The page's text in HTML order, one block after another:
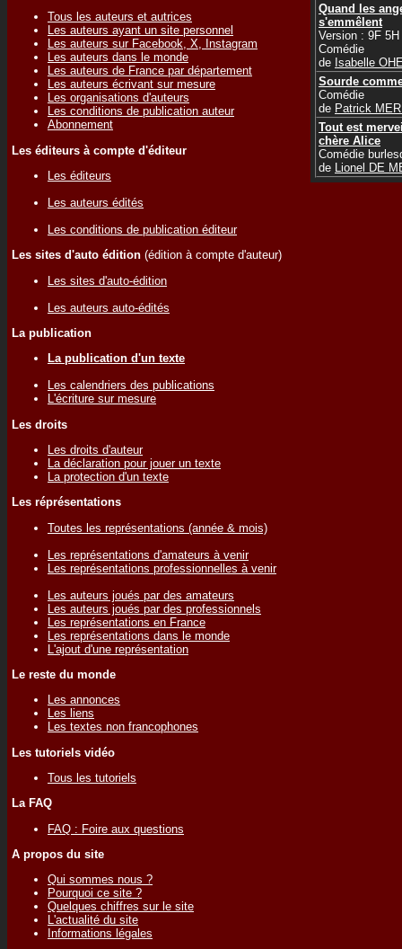
Tous les auteurs et autrices
Les auteurs ayant un site personnel
Les auteurs sur Facebook, X, Instagram
Les auteurs dans le monde
Les auteurs de France par département
Les auteurs écrivant sur mesure
Les organisations d'auteurs
Les conditions de publication auteur
Abonnement
Les éditeurs à compte d'éditeur
Les éditeurs
Les auteurs édités
Les conditions de publication éditeur
Les sites d'auto édition (édition à compte d'auteur)
Les sites d'auto-édition
Les auteurs auto-édités
La publication
La publication d'un texte
Les calendriers des publications
L'écriture sur mesure
Les droits
Les droits d'auteur
La déclaration pour jouer un texte
La protection d'un texte
Les réprésentations
Toutes les représentations (année & mois)
Les représentations d'amateurs à venir
Les représentations professionnelles à venir
Les auteurs joués par des amateurs
Les auteurs joués par des professionnels
Les représentations en France
Les représentations dans le monde
L'ajout d'une représentation
Le reste du monde
Les annonces
Les liens
Les textes non francophones
Les tutoriels vidéo
Tous les tutoriels
La FAQ
FAQ : Foire aux questions
A propos du site
Qui sommes nous ?
Pourquoi ce site ?
Quelques chiffres sur le site
L'actualité du site
Informations légales
Quand les
s'emmêlent
Version : 9F 5H
Comédie
de Isabelle
Sourde
Comédie
de Patrick
Tout est
chère Alice
Comédie
de
Lionel DE